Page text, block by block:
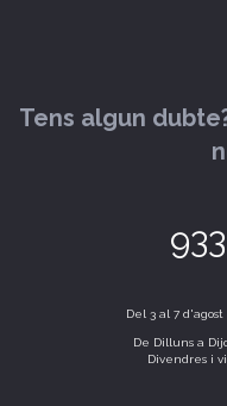
Tens algun
Del 3 al 7
De Dilluns a
Divendres i